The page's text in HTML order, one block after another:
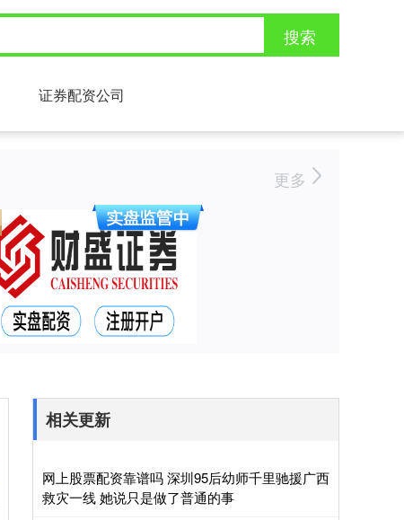
搜索
证券配资公司
更多
相关更新
网上股票配资靠谱吗 深圳95后幼师千里驰援广西
救灾一线 她说只是做了普通的事